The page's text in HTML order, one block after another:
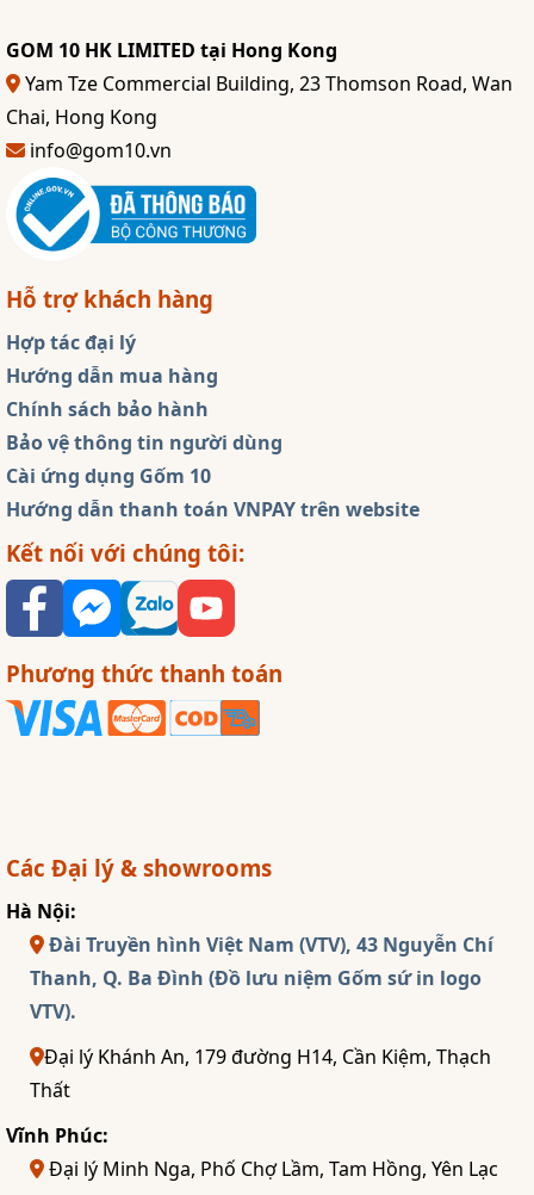
GOM 10 HK LIMITED tại Hong Kong
Yam Tze Commercial Building, 23 Thomson Road, Wan
Chai, Hong Kong
info@gom10.vn
Hỗ trợ khách hàng
Hợp tác đại lý
Hướng dẫn mua hàng
Chính sách bảo hành
Bảo vệ thông tin người dùng
Cài ứng dụng Gốm 10
Hướng dẫn thanh toán VNPAY trên website
Kết nối với chúng tôi:
Phương thức thanh toán
Các Đại lý & showrooms
Hà Nội:
Đài Truyền hình Việt Nam (VTV), 43 Nguyễn Chí
Thanh, Q. Ba Đình (Đồ lưu niệm Gốm sứ in logo
VTV).
Đại lý Khánh An, 179 đường H14, Cần Kiệm, Thạch
Thất
Vĩnh Phúc:
Đại lý Minh Nga, Phố Chợ Lầm, Tam Hồng, Yên Lạc